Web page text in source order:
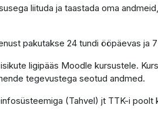
liituda ja taastada oma
pakutakse 24 tundi ööpäevas ja
ligipääs Moodle kursustele.
tegevustega seotud andmed.
(Tahvel) jt TTK-i